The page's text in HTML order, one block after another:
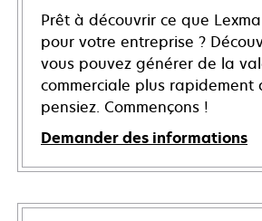
Prêt à découvrir ce que
pour votre entreprise ?
vous pouvez générer de la
commerciale plus rapidement
pensiez. Commençons !
Demander des informations